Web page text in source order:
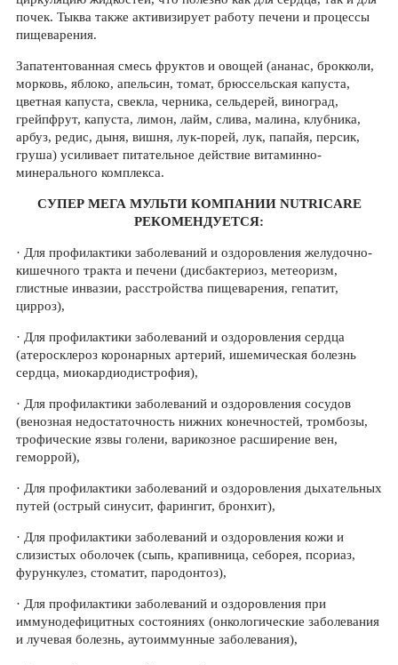
почек. Тыква также активизирует работу печени и процессы
пищеварения.
Запатентованная смесь фруктов и овощей (ананас, брокколи,
морковь, яблоко, апельсин, томат, брюссельская капуста,
цветная капуста, свекла, черника, сельдерей, виноград,
грейпфрут, капуста, лимон, лайм, слива, малина, клубника,
арбуз, редис, дыня, вишня, лук-порей, лук, папайя, персик,
груша) усиливает питательное действие витаминно-
минерального комплекса.
СУПЕР МЕГА МУЛЬТИ КОМПАНИИ NUTRICARE
РЕКОМЕНДУЕТСЯ:
· Для профилактики заболеваний и оздоровления желудочно-
кишечного тракта и печени (дисбактериоз, метеоризм,
глистные инвазии, расстройства пищеварения, гепатит,
цирроз),
· Для профилактики заболеваний и оздоровления сердца
(атеросклероз коронарных артерий, ишемическая болезнь
сердца, миокардиодистрофия),
· Для профилактики заболеваний и оздоровления сосудов
(венозная недостаточность нижних конечностей, тромбозы,
трофические язвы голени, варикозное расширение вен,
геморрой),
· Для профилактики заболеваний и оздоровления дыхательных
путей (острый синусит, фарингит, бронхит),
· Для профилактики заболеваний и оздоровления кожи и
слизистых оболочек (сыпь, крапивница, себорея, псориаз,
фурункулез, стоматит, пародонтоз),
· Для профилактики заболеваний и оздоровления при
иммунодефицитных состояниях (онкологические заболевания
и лучевая болезнь, аутоиммунные заболевания),